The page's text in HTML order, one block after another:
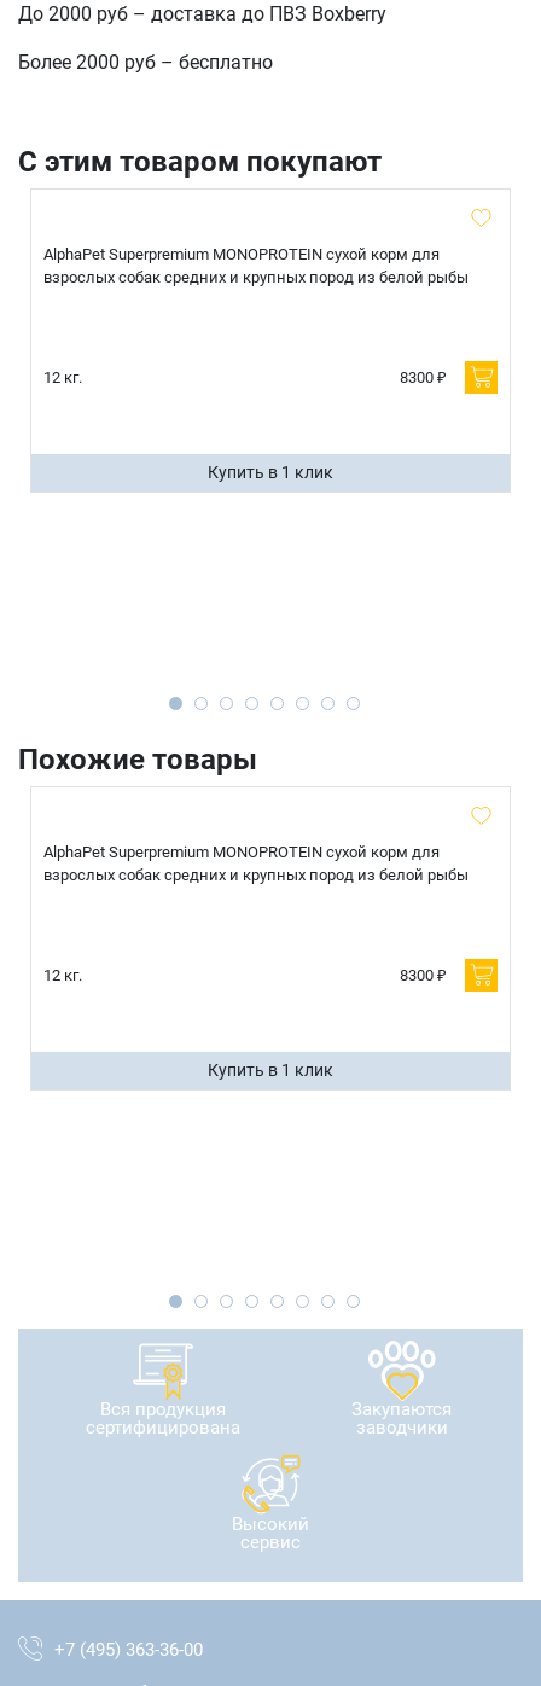
До 2000 руб – доставка до ПВЗ Boxberry
Более 2000 руб – бесплатно
С этим товаром покупают
AlphaPet Superpremium MONOPROTEIN сухой корм для
взрослых собак средних и крупных пород из белой рыбы
12 кг. 8300 ₽
Купить в 1 клик
Похожие товары
AlphaPet Superpremium MONOPROTEIN сухой корм для
взрослых собак средних и крупных пород из белой рыбы
12 кг. 8300 ₽
Купить в 1 клик
Вся продукция
сертифицирована
Закупаются
заводчики
Высокий
сервис
+7 (495) 363-36-00